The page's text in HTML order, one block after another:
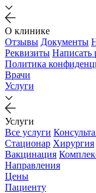
О клинике
Отзывы Документы
Реквизиты Написать
Политика
Врачи
Услуги
Услуги
Все услуги
Стационар Хирургия
Вакцинация
Направления
Цены
Пациенту